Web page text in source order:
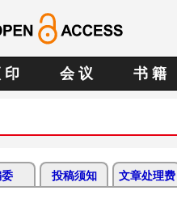
印 会 议 书 籍
投稿须知 文章处理费